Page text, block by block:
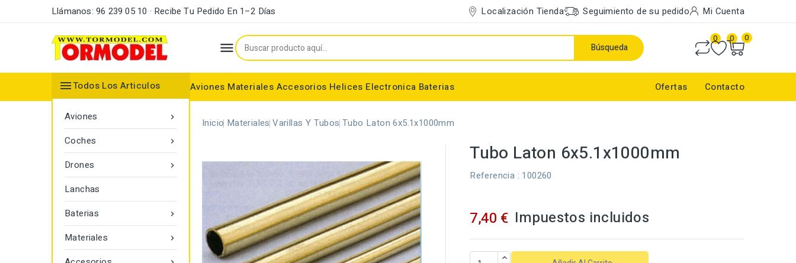
Llámanos: 96 239 05 10 · Recibe Tu Pedido En 1–2 Días Localización Tienda Seguimiento de su pedido Mi Cuenta
 Búsqueda
0 0 0
Aviones Materiales Accesorios Helices Electronica Baterias Ofertas Contacto
Todos Los Articulos

Aviones

Coches

Drones
Lanchas

Baterias

Materiales
Inicio Materiales Varillas Y Tubos Tubo Laton 6x5.1x1000mm
Tubo Laton 6x5.1x1000mm
Referencia : 100260
7,40 € Impuestos incluidos